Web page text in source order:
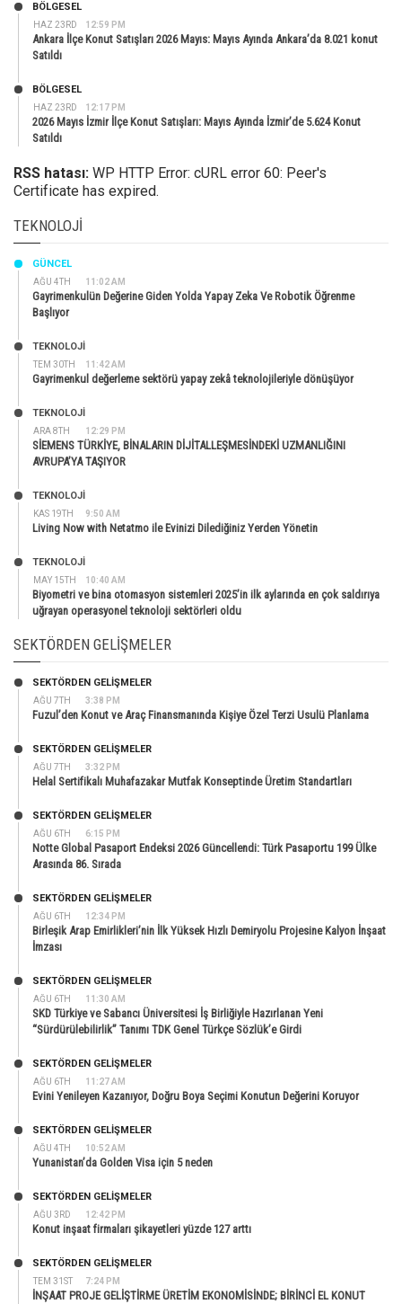
HAZ 23RD 12:59 PM
BÖLGESEL
Ankara İlçe Konut Satışları 2026 Mayıs: Mayıs Ayında Ankara’da 8.021 konut
Satıldı
HAZ 23RD 12:17 PM
BÖLGESEL
2026 Mayıs İzmir İlçe Konut Satışları: Mayıs Ayında İzmir’de 5.624 Konut
Satıldı
RSS hatası: WP HTTP Error: cURL error 60: Peer's
Certificate has expired.
TEKNOLOJI
AĞU 4TH 11:02 AM
GÜNCEL
Gayrimenkulün Değerine Giden Yolda Yapay Zeka Ve Robotik Öğrenme
Başlıyor
TEM 30TH 11:42 AM
TEKNOLOJİ
Gayrimenkul değerleme sektörü yapay zekâ teknolojileriyle dönüşüyor
ARA 8TH 12:29 PM
TEKNOLOJİ
SİEMENS TÜRKİYE, BİNALARIN DİJİTALLEŞMESİNDEKİ UZMANLIĞINI
AVRUPA’YA TAŞIYOR
KAS 19TH 9:50 AM
TEKNOLOJİ
Living Now with Netatmo ile Evinizi Dilediğiniz Yerden Yönetin
MAY 15TH 10:40 AM
TEKNOLOJİ
Biyometri ve bina otomasyon sistemleri 2025’in ilk aylarında en çok saldırıya
uğrayan operasyonel teknoloji sektörleri oldu
SEKTÖRDEN GELIŞMELER
AĞU 7TH 3:38 PM
SEKTÖRDEN GELIŞMELER
Fuzul’den Konut ve Araç Finansmanında Kişiye Özel Terzi Usulü Planlama
AĞU 7TH 3:32 PM
SEKTÖRDEN GELIŞMELER
Helal Sertifikalı Muhafazakar Mutfak Konseptinde Üretim Standartları
AĞU 6TH 6:15 PM
SEKTÖRDEN GELIŞMELER
Notte Global Pasaport Endeksi 2026 Güncellendi: Türk Pasaportu 199 Ülke
Arasında 86. Sırada
AĞU 6TH 12:34 PM
SEKTÖRDEN GELIŞMELER
Birleşik Arap Emirlikleri’nin İlk Yüksek Hızlı Demiryolu Projesine Kalyon İnşaat
İmzası
AĞU 6TH 11:30 AM
SEKTÖRDEN GELIŞMELER
SKD Türkiye ve Sabancı Üniversitesi İş Birliğiyle Hazırlanan Yeni
“Sürdürülebilirlik” Tanımı TDK Genel Türkçe Sözlük’e Girdi
AĞU 6TH 11:27 AM
SEKTÖRDEN GELIŞMELER
Evini Yenileyen Kazanıyor, Doğru Boya Seçimi Konutun Değerini Koruyor
AĞU 4TH 10:52 AM
SEKTÖRDEN GELIŞMELER
Yunanistan’da Golden Visa için 5 neden
AĞU 3RD 12:42 PM
SEKTÖRDEN GELIŞMELER
Konut inşaat firmaları şikayetleri yüzde 127 arttı
TEM 31ST 7:24 PM
SEKTÖRDEN GELIŞMELER
İNŞAAT PROJE GELİŞTİRME ÜRETİM EKONOMİSİNDE; BİRİNCİ EL KONUT